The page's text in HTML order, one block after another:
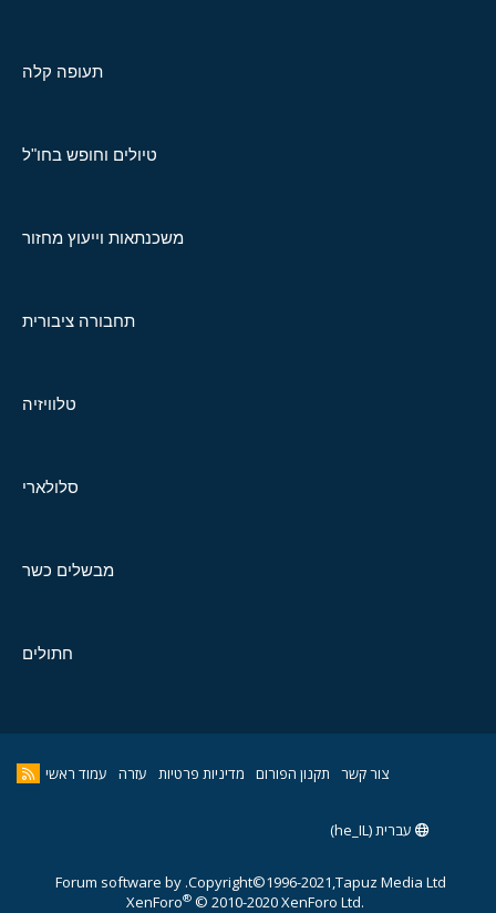
תעופה קלה
טיולים וחופש בחו"ל
משכנתאות וייעוץ מחזור
תחבורה ציבורית
טלוויזיה
סלולארי
מבשלים כשר
חתולים
צור קשר תקנון הפורום מדיניות פרטיות עזרה עמוד ראשי
עברית (he_IL)
Copyright©1996-2021,Tapuz Media Ltd.
Forum software by
XenForo® © 2010-2020 XenForo Ltd.